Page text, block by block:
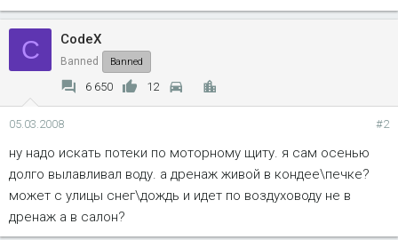
C CodeX
Banned Banned
6 650 12
05.03.2008 #2
ну надо искать потеки по моторному щиту. я сам осенью
долго вылавливал воду. а дренаж живой в кондее\печке?
может с улицы снег\дождь и идет по воздуховоду не в
дренаж а в салон?